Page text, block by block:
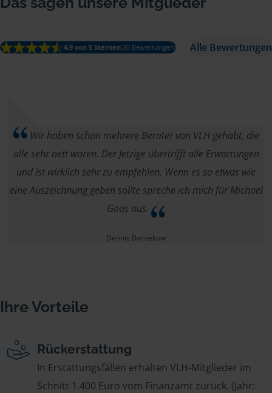
4.9 von 5 Sternen(30 Bewertungen) Alle Bewertungen
Wir haben schon mehrere Berater von VLH gehabt, die
alle sehr nett waren. Der Jetzige übertrifft alle Erwartungen
und ist wirklich sehr zu empfehlen. Wenn es so etwas wie
eine Auszeichnung geben sollte spreche ich mich für Michael
Goos aus.
Dennis Barnekow
Ihre Vorteile
Rückerstattung
In Erstattungsfällen erhalten VLH-Mitglieder im
Schnitt 1.400 Euro vom Finanzamt zurück. (Jahr: